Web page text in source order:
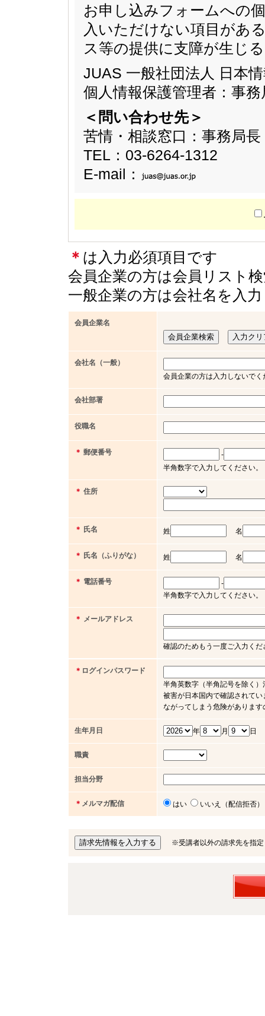
お申し込みフォームへの
入いただけない項目があ
ス等の提供に支障が生じ
JUAS 一般社団法人 日本
個人情報保護管理者：事
＜問い合わせ先＞
苦情・相談窓口：事務
TEL：03-6264-1312
E-mail：
＊ は入力必須項目です
会員企業の方は会員リスト
一般企業の方は会社名を入
会員企業名
会社名（一般）
会員企業の方は入力しないで
会社部署
役職名
＊ 郵便番号
-
半角数字で入力してください。
＊ 住所
＊ 氏名 姓 名
＊ 氏名（ふりがな） 姓 名
＊ 電話番号
-
半角数字で入力してください
＊ メールアドレス
確認のためもう一度ご入力くだ
＊ ログインパスワード
半角英数字（半角記号を除く
被害が日本国内で確認されて
ながってしまう危険がありま
生年月日 年 月 日
職責
担当分野
＊ メルマガ配信 はい いいえ（配信拒否）
※受講者以外の請求先を指定